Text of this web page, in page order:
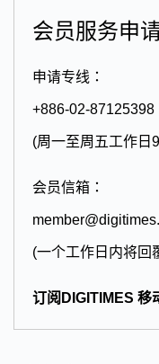
会员服务申
申请专线：
+886-02-87125398
(周一至周五工作日
会员信箱：
(一个工作日内将回
订阅DIGITIMES 移